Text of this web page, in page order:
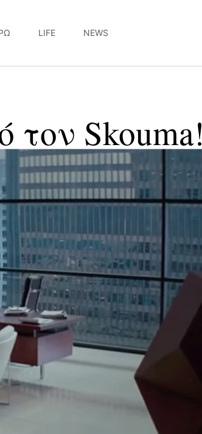
LIFE NEWS
τον Skouma!